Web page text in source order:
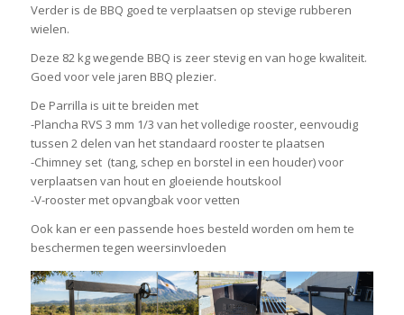
Verder is de BBQ goed te verplaatsen op stevige rubberen
wielen.
Deze 82 kg wegende BBQ is zeer stevig en van hoge kwaliteit.
Goed voor vele jaren BBQ plezier.
De Parrilla is uit te breiden met
-Plancha RVS 3 mm 1/3 van het volledige rooster, eenvoudig
tussen 2 delen van het standaard rooster te plaatsen
-Chimney set (tang, schep en borstel in een houder) voor
verplaatsen van hout en gloeiende houtskool
-V-rooster met opvangbak voor vetten
Ook kan er een passende hoes besteld worden om hem te
beschermen tegen weersinvloeden